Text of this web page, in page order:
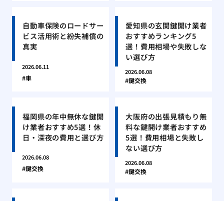
自動車保険のロードサー
ビス活用術と紛失補償の
真実
2026.06.11
車
愛知県の玄関鍵開け業者
おすすめランキング5
選！費用相場や失敗しな
い選び方
2026.06.08
鍵交換
福岡県の年中無休な鍵開
け業者おすすめ5選！休
日・深夜の費用と選び方
2026.06.08
鍵交換
大阪府の出張見積もり無
料な鍵開け業者おすすめ
5選！費用相場と失敗し
ない選び方
2026.06.08
鍵交換